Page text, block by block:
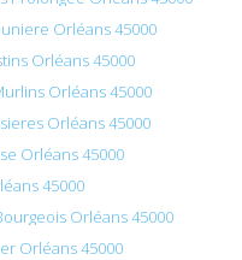
Orléans 45000
Orléans 45000
Orléans 45000
Orléans 45000
Orléans 45000
45000
Orléans 45000
Orléans 45000